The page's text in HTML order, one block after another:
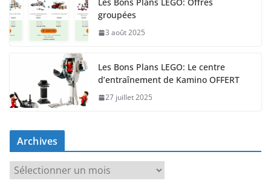
groupées
3 août 2025
Les Bons Plans LEGO: Le centre
d’entraînement de Kamino OFFERT
27 juillet 2025
Archives
r